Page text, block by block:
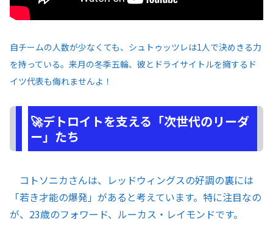
自チームの人数が少なくても、シュトゥッツレは1人で決めきる力
を持っている。来月の冬季五輪、彼とドライサイトルを擁するド
イツ代表も侮れませんよ！
🚀デトロイトを支える「次世代のリーダ
ー」たち
コトソニカさんは、レッドウィングスの好調の裏には
「若き才能の爆発」があると考えています。特に注目なの
が、23歳のフォワード、ルーカス・レイモンドです。